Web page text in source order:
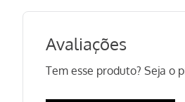
Avaliações
Tem esse produto? Seja o